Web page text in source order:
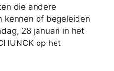
die andere
kennen of begeleiden
28 januari in het
op het